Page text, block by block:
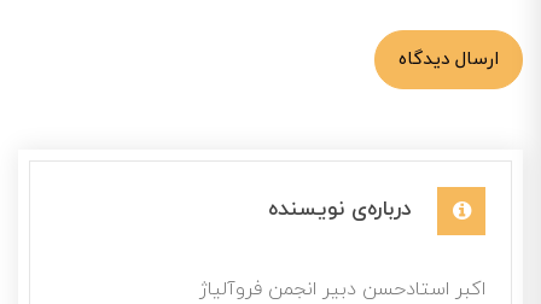
ارسال دیدگاه
درباره‌ی نویسنده
اکبر استادحسن دبیر انجمن فروآلیاژ